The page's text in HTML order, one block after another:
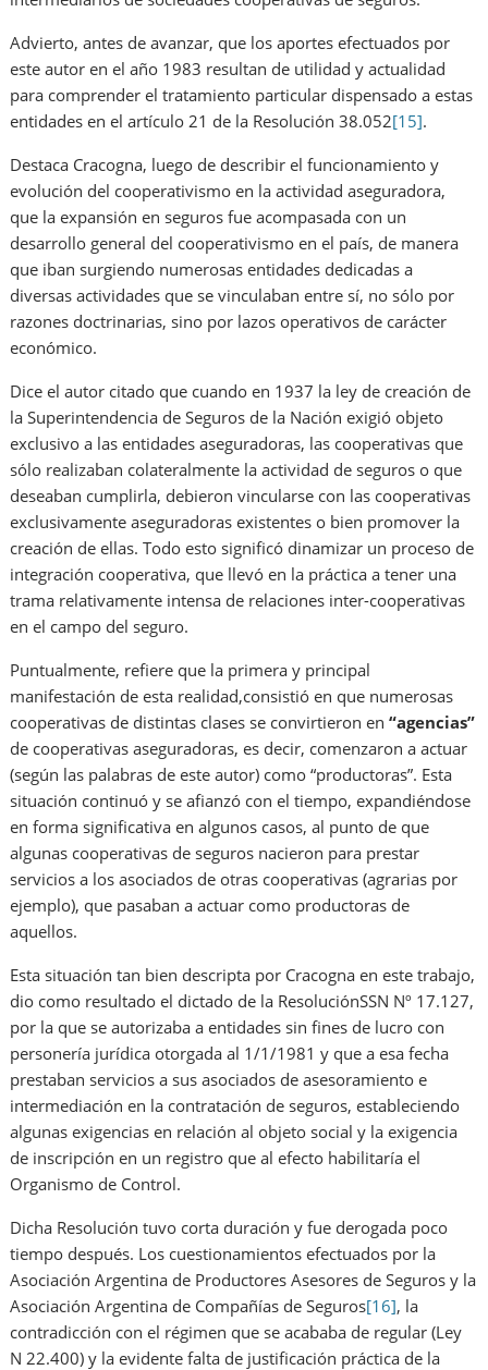
Advierto, antes de avanzar, que los aportes efectuados por
este autor en el año 1983 resultan de utilidad y actualidad
para comprender el tratamiento particular dispensado a estas
entidades en el artículo 21 de la Resolución 38.052[15].
Destaca Cracogna, luego de describir el funcionamiento y
evolución del cooperativismo en la actividad aseguradora,
que la expansión en seguros fue acompasada con un
desarrollo general del cooperativismo en el país, de manera
que iban surgiendo numerosas entidades dedicadas a
diversas actividades que se vinculaban entre sí, no sólo por
razones doctrinarias, sino por lazos operativos de carácter
económico.
Dice el autor citado que cuando en 1937 la ley de creación de
la Superintendencia de Seguros de la Nación exigió objeto
exclusivo a las entidades aseguradoras, las cooperativas que
sólo realizaban colateralmente la actividad de seguros o que
deseaban cumplirla, debieron vincularse con las cooperativas
exclusivamente aseguradoras existentes o bien promover la
creación de ellas. Todo esto significó dinamizar un proceso de
integración cooperativa, que llevó en la práctica a tener una
trama relativamente intensa de relaciones inter-cooperativas
en el campo del seguro.
Puntualmente, refiere que la primera y principal
manifestación de esta realidad,consistió en que numerosas
cooperativas de distintas clases se convirtieron en“agencias”
de cooperativas aseguradoras, es decir, comenzaron a actuar
(según las palabras de este autor) como “productoras”. Esta
situación continuó y se afianzó con el tiempo, expandiéndose
en forma significativa en algunos casos, al punto de que
algunas cooperativas de seguros nacieron para prestar
servicios a los asociados de otras cooperativas (agrarias por
ejemplo), que pasaban a actuar como productoras de
aquellos.
Esta situación tan bien descripta por Cracogna en este trabajo,
dio como resultado el dictado de la ResoluciónSSN Nº 17.127,
por la que se autorizaba a entidades sin fines de lucro con
personería jurídica otorgada al 1/1/1981 y que a esa fecha
prestaban servicios a sus asociados de asesoramiento e
intermediación en la contratación de seguros, estableciendo
algunas exigencias en relación al objeto social y la exigencia
de inscripción en un registro que al efecto habilitaría el
Organismo de Control.
Dicha Resolución tuvo corta duración y fue derogada poco
tiempo después. Los cuestionamientos efectuados por la
Asociación Argentina de Productores Asesores de Seguros y la
Asociación Argentina de Compañías de Seguros[16], la
contradicción con el régimen que se acababa de regular (Ley
N 22.400) y la evidente falta de justificación práctica de la